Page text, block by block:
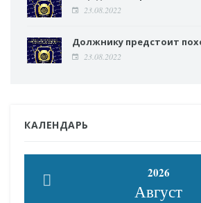
23.08.2022
Должнику предстоит
23.08.2022
КАЛЕНДАРЬ
2026
Август